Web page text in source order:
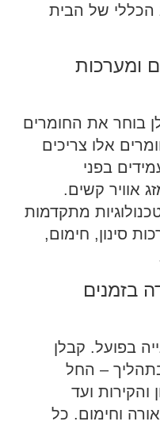
הכללי של הבית
ומערכות
בוחר את החומרים
אלו צריכים
בפני
אוויר קשים.
מתקדמות
סינון, חימום,
בזמנים
בפועל. קבלן
– החל
והקירות ועד
וחימום. כל